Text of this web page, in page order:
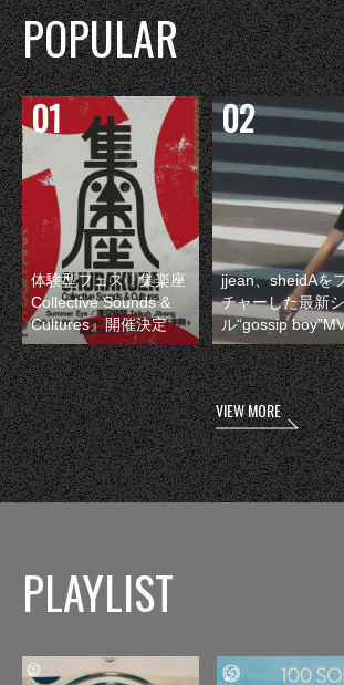
POPULAR
体験型フェス『集楽座
Collective Sounds &
Cultures』開催決定
jjean、sheidAを
チャーした最新
ル“gossip
VIEW MORE
PLAYLIST